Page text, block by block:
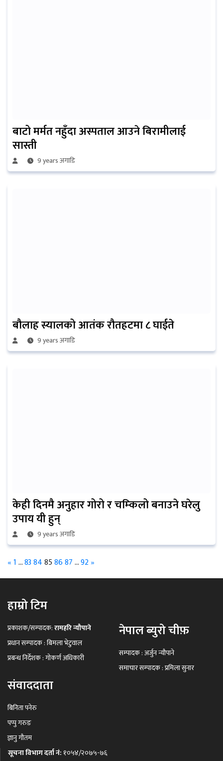
बाटो मर्मत नहुँदा अस्पताल आउने बिरामीलाई
सास्ती
9 years अगाडि
बौलाह स्यालको आतंक रौतहटमा ८ घाईते
9 years अगाडि
केही दिनमै अनुहार गोरो र चम्किलो बनाउने घरेलु
उपाय यी हुन्
9 years अगाडि
«1…8384858687…92»
हाम्रो टिम
प्रकाशक/सम्पादक:रामहरि न्यौपाने
प्रधान सम्पादक : बिमला भेटुवाल
प्रबन्ध निर्देशक : गोकर्ण अधिकारी
नेपाल ब्युरो चीफ़
सम्पादक : अर्जुन न्यौपाने
समाचार सम्पादक : प्रमिला सुनार
संवाददाता
बिनिता पनेरु
पप्पु गरुङ
ज्ञानु गौतम
सूचना विभाग दर्ता नं: १०५४/२०७५-७६